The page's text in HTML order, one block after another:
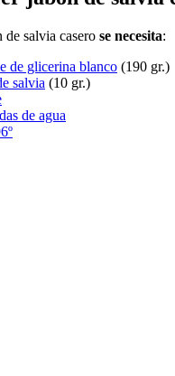
de salvia casero se necesita:
de glicerina blanco (190 gr.)
salvia (10 gr.)
de agua